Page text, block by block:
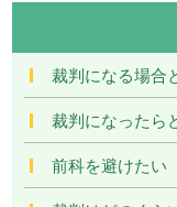
裁判になる場合
裁判になったら
前科を避けたい